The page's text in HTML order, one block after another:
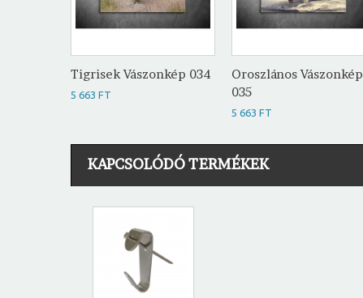
Tigrisek Vászonkép 034
5 663 FT
Oroszlános Vászonkép
035
5 663 FT
KAPCSOLÓDÓ TERMÉKEK